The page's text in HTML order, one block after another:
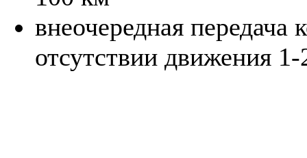
внеочередная передача
отсутствии движения